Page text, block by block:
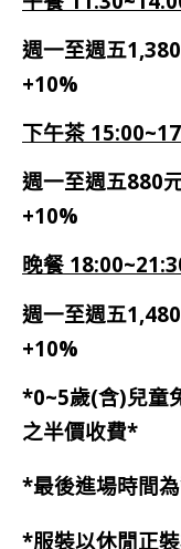
週一至週五
+10%
下午茶
週一至週五880
+10%
晚餐
週一至週五
+10%
*0~5歲(含)兒童
之半價收費*
*最後進場時間
*服裝以休閒正